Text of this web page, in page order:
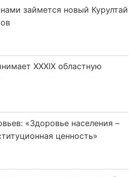
займется новый Курултай
XXXIX областную
«Здоровье населения –
ценность»